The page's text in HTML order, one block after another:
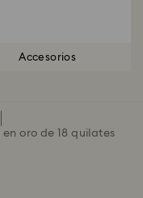
Accesorios
oro de 18 quilates